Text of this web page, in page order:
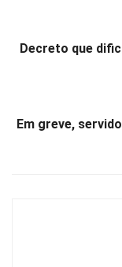
A o
n
Decreto que
Em greve,